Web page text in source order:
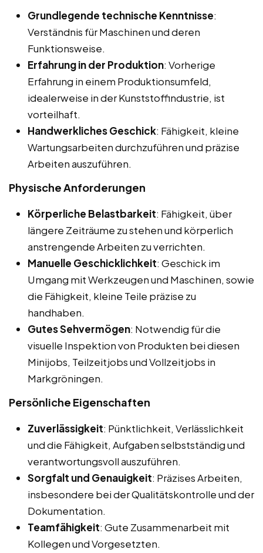
Grundlegende technische Kenntnisse:
Verständnis für Maschinen und deren
Funktionsweise.
Erfahrung in der Produktion: Vorherige
Erfahrung in einem Produktionsumfeld,
idealerweise in der Kunststoffindustrie, ist
vorteilhaft.
Handwerkliches Geschick: Fähigkeit, kleine
Wartungsarbeiten durchzuführen und präzise
Arbeiten auszuführen.
Physische Anforderungen
Körperliche Belastbarkeit: Fähigkeit, über
längere Zeiträume zu stehen und körperlich
anstrengende Arbeiten zu verrichten.
Manuelle Geschicklichkeit: Geschick im
Umgang mit Werkzeugen und Maschinen, sowie
die Fähigkeit, kleine Teile präzise zu
handhaben.
Gutes Sehvermögen: Notwendig für die
visuelle Inspektion von Produkten bei diesen
Minijobs, Teilzeitjobs und Vollzeitjobs in
Markgröningen.
Persönliche Eigenschaften
Zuverlässigkeit: Pünktlichkeit, Verlässlichkeit
und die Fähigkeit, Aufgaben selbstständig und
verantwortungsvoll auszuführen.
Sorgfalt und Genauigkeit: Präzises Arbeiten,
insbesondere bei der Qualitätskontrolle und der
Dokumentation.
Teamfähigkeit: Gute Zusammenarbeit mit
Kollegen und Vorgesetzten.